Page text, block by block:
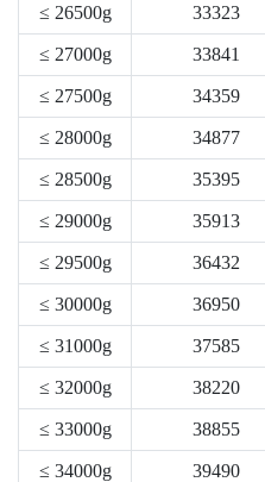
≤ 26500g 33323
≤ 27000g 33841
≤ 27500g 34359
≤ 28000g 34877
≤ 28500g 35395
≤ 29000g 35913
≤ 29500g 36432
≤ 30000g 36950
≤ 31000g 37585
≤ 32000g 38220
≤ 33000g 38855
≤ 34000g 39490